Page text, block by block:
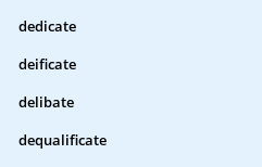
dedicate
deificate
delibate
dequalificate